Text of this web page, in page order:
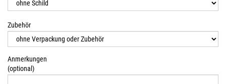
Zubehör
Anmerkungen
(optional)